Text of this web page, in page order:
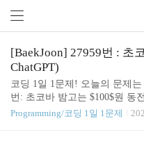
[BaekJoon] 27959번 : 초
ChatGPT)
코딩 1일 1문제! 오늘의 문제
번: 초코바 밤고는 $100$원 동
그 돈으로 가격이 $M$원인 초
Programming/코딩 1일 1문제